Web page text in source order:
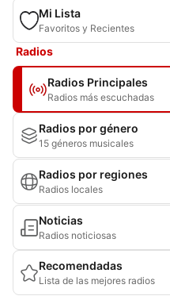
Mi Lista
Favoritos y Recientes
Radios
Radios Principales
Radios más escuchadas
Radios por género
15 géneros musicales
Radios por regiones
Radios locales
Noticias
Radios noticiosas
Recomendadas
Lista de las mejores radios